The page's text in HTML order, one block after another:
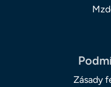
Zásady